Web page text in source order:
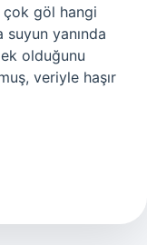
çok göl hangi
yanında
olduğunu
veriyle haşır